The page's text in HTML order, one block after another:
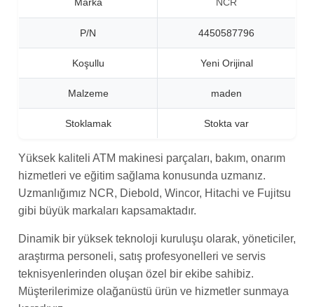
P/N 4450587796
Koşullu Yeni Orijinal
Malzeme maden
Stoklamak Stokta var
Yüksek kaliteli ATM makinesi parçaları, bakım, onarım
hizmetleri ve eğitim sağlama konusunda uzmanız.
Uzmanlığımız NCR, Diebold, Wincor, Hitachi ve Fujitsu
gibi büyük markaları kapsamaktadır.
Dinamik bir yüksek teknoloji kuruluşu olarak, yöneticiler,
araştırma personeli, satış profesyonelleri ve servis
teknisyenlerinden oluşan özel bir ekibe sahibiz.
Müşterilerimize olağanüstü ürün ve hizmetler sunmaya